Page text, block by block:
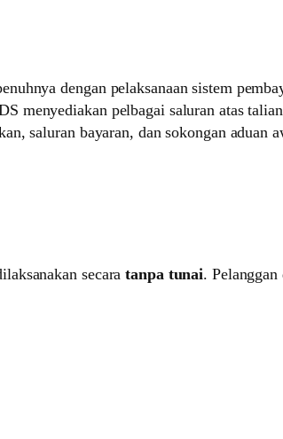
dengan pelaksanaan sistem
menyediakan pelbagai saluran atas
saluran bayaran, dan sokongan aduan
secaratanpa tunai.